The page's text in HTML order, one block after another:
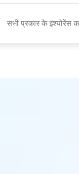
सभी प्रकार के इंश्योरेंस